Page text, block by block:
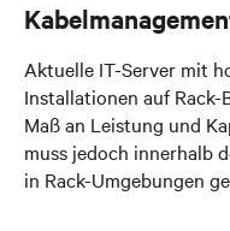
Aktuelle IT-Server mit
Installationen auf Rack-
Maß an Leistung und
muss jedoch innerhalb
in Rack-Umgebungen